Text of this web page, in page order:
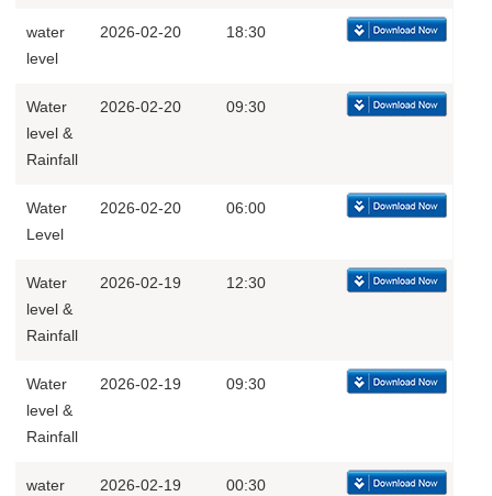
water
level
2026-02-20 18:30
Water
level &
Rainfall
2026-02-20 09:30
Water
Level
2026-02-20 06:00
Water
level &
Rainfall
2026-02-19 12:30
Water
level &
Rainfall
2026-02-19 09:30
water
2026-02-19 00:30